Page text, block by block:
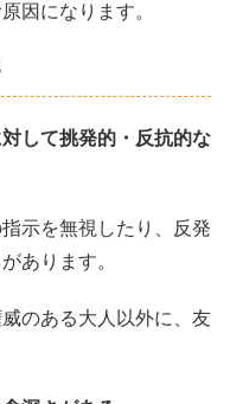
因になります。
して挑発的・反抗的な
示を無視したり、反発
あります。
のある大人以外に、友